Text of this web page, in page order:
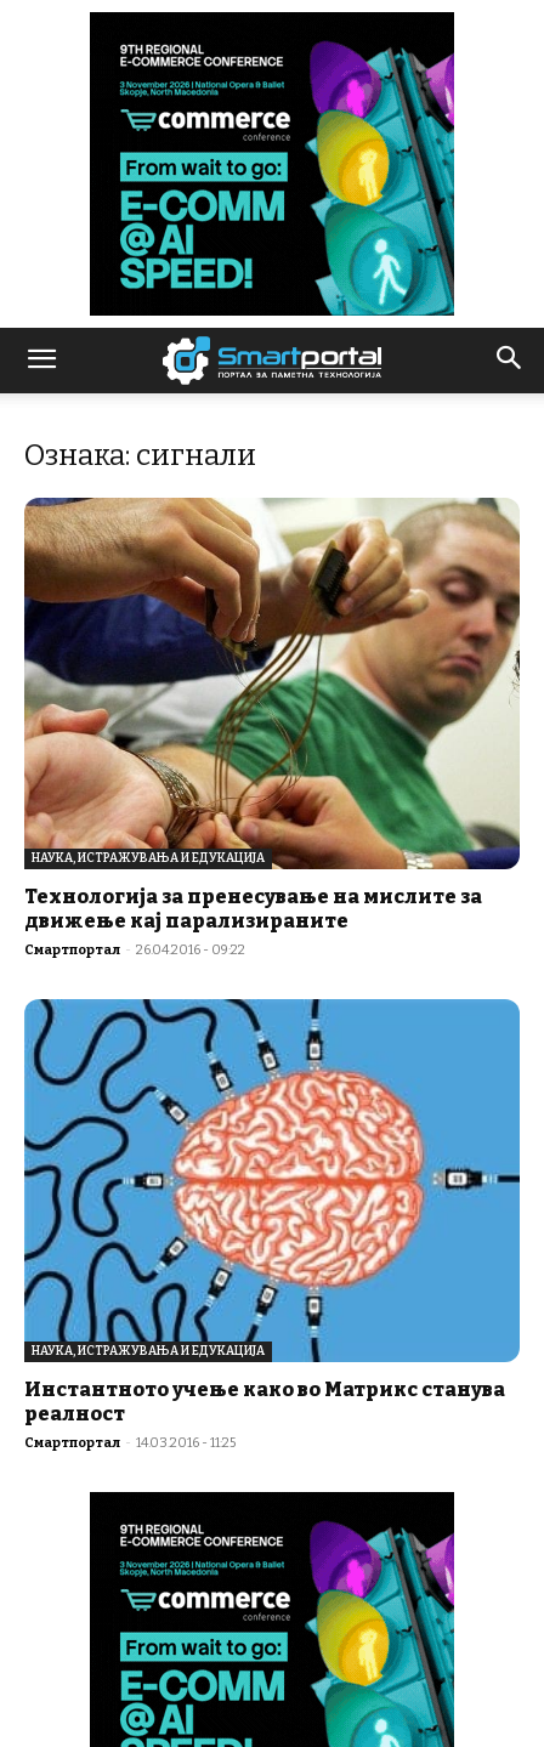
Ознака: сигнали
НАУКА, ИСТРАЖУВАЊА И ЕДУКАЦИЈА
Технологија за пренесување на мислите за
движење кај парализираните
Смартпортал - 26.04.2016 - 09:22
НАУКА, ИСТРАЖУВАЊА И ЕДУКАЦИЈА
Инстантното учење како во Матрикс станува
реалност
Смартпортал - 14.03.2016 - 11:25